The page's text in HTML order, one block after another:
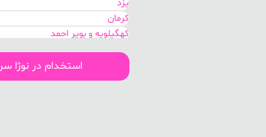
یزد
کرمان
کهگیلویه و بویر احمد
هرمزگان
سیستان و بلوچستان
استخدام در نوژا